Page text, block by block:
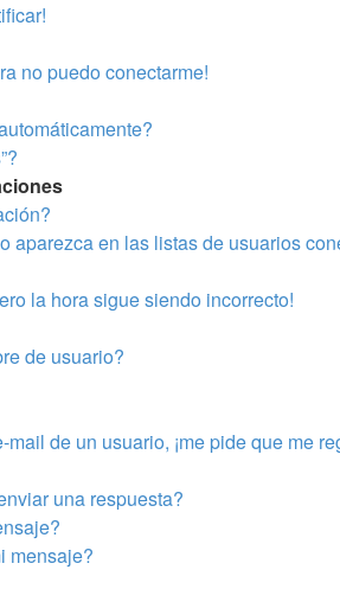
no puedo conectarme!
aparezca en las listas de usuarios
la hora sigue siendo incorrecto!
de usuario?
de un usuario, ¡me pide que me
una respuesta?
mensaje?